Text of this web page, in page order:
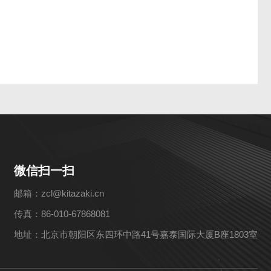
微信扫一扫
邮箱：zcl@kitazaki.cn
传真：86-010-67868081
地址：北京市朝阳区东四环中路41号嘉泰国际大厦B座1803室